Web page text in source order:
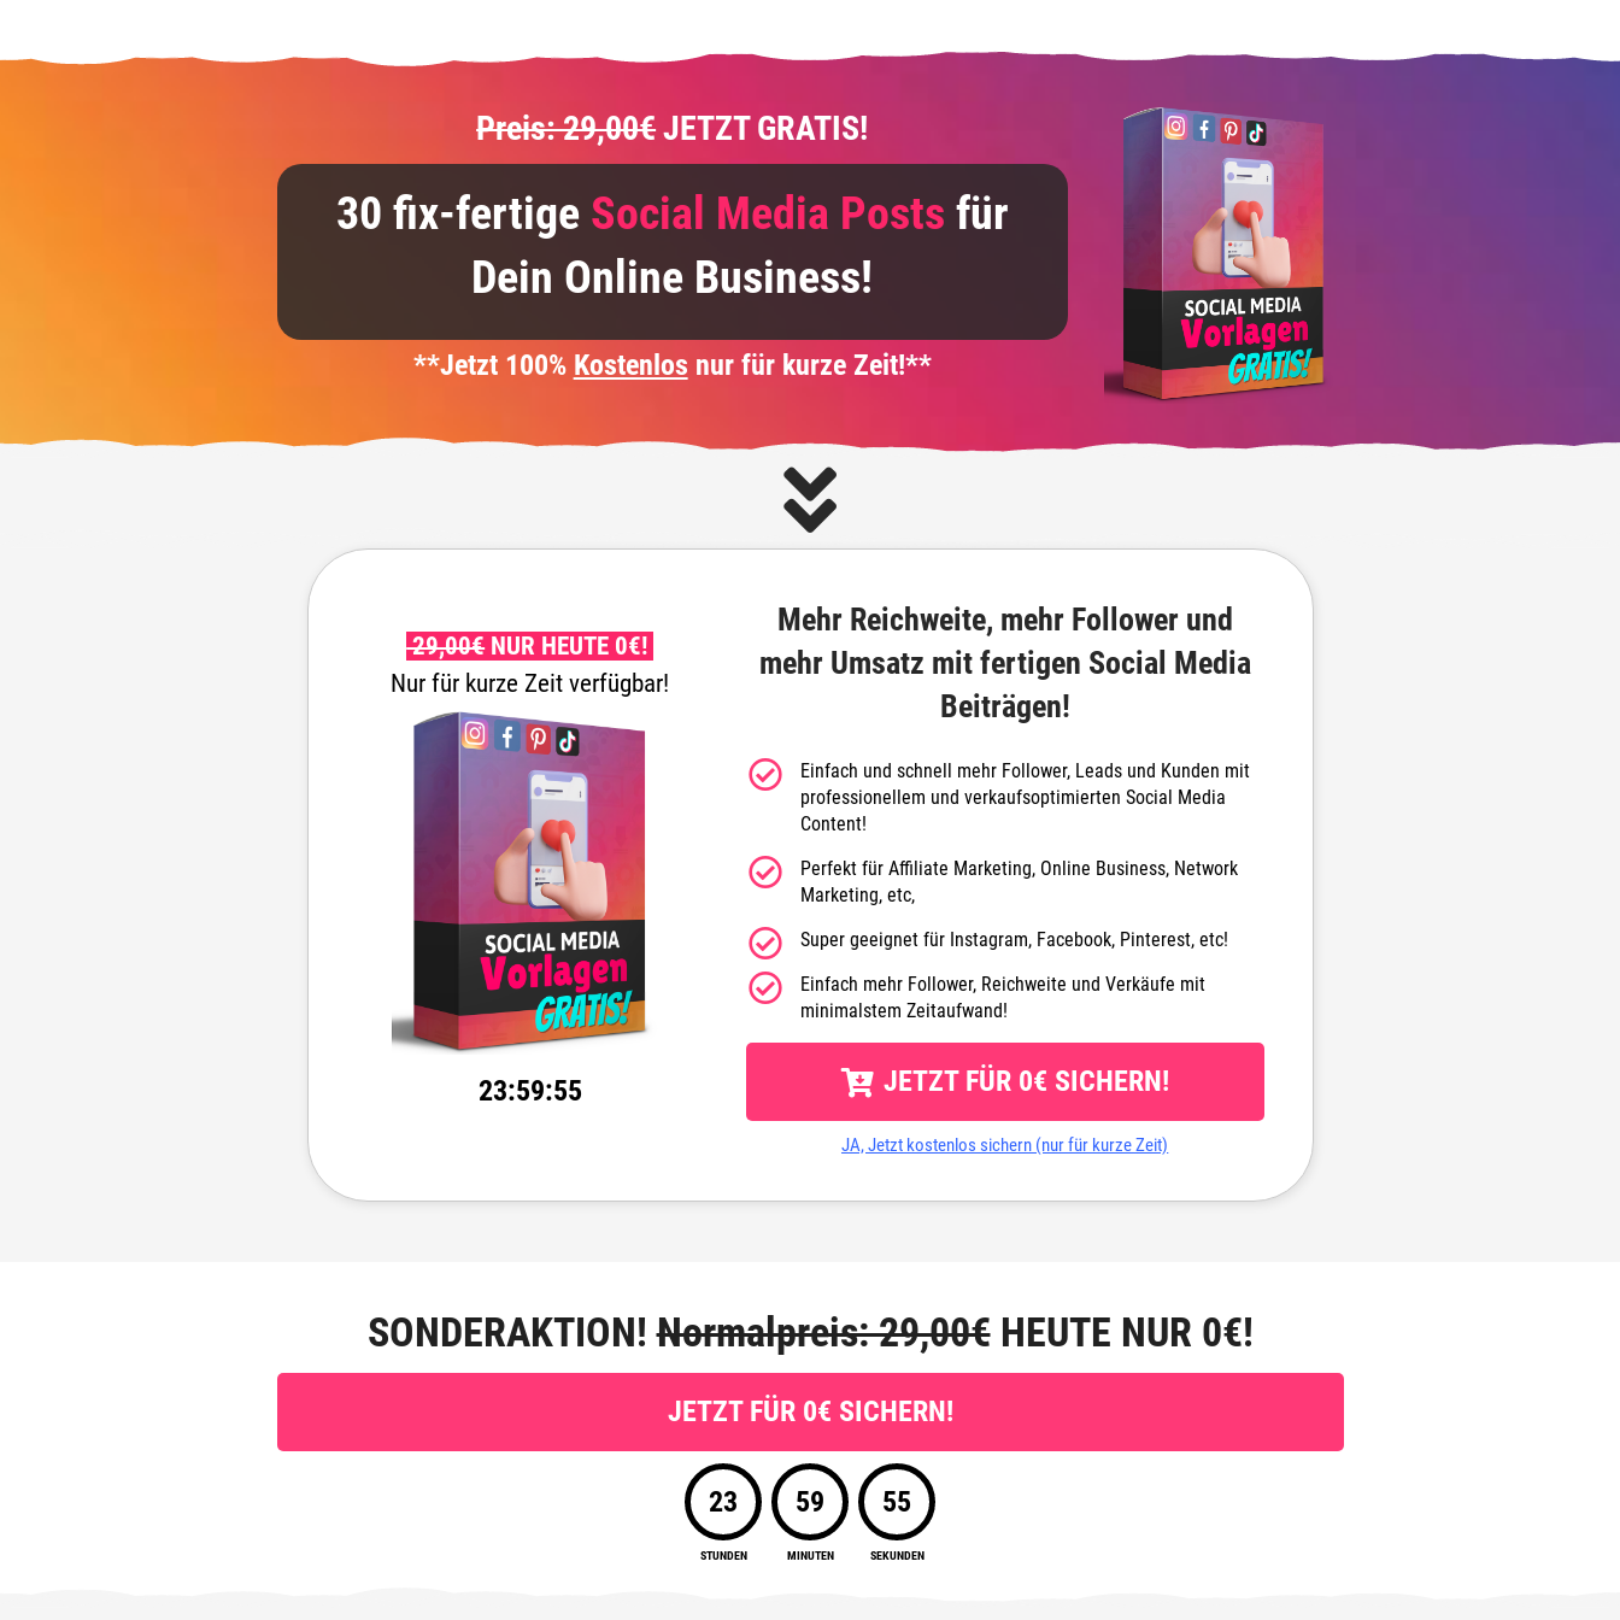
Preis: 29,00€JETZT GRATIS!
30 fix-fertige Social Media Posts für
Dein Online Business!
**Jetzt 100% Kostenlos nur für kurze Zeit!**
29,00€NUR HEUTE 0€!
Nur für kurze Zeit verfügbar!
23 59 55
Mehr Reichweite, mehr Follower und
mehr Umsatz mit fertigen Social Media
Beiträgen!
Einfach und schnell mehr Follower, Leads und Kunden mit
professionellem und verkaufsoptimierten Social Media
Content!
Perfekt für Affiliate Marketing, Online Business, Network
Marketing, etc,
Super geeignet für Instagram, Facebook, Pinterest, etc!
Einfach mehr Follower, Reichweite und Verkäufe mit
minimalstem Zeitaufwand!
JETZT FÜR 0€ SICHERN!
JA, Jetzt kostenlos sichern (nur für kurze Zeit)
SONDERAKTION!Normalpreis: 29,00€HEUTE NUR 0€!
JETZT FÜR 0€ SICHERN!
23
STUNDEN
59
MINUTEN
55
SEKUNDEN